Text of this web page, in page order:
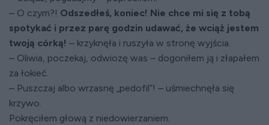
– O czym?! Odszedłeś, koniec! Nie chce mi się z tobą
spotykać i przez parę godzin udawać, że wciąż jestem
twoją córką! – krzyknęła i ruszyła w stronę wyjścia.
– Oliwia, poczekaj, odwiozę was – dogoniłem ją i złapałem
za łokieć.
– Puszczaj albo wrzasnę „pedofil”! – uśmiechnęła się
krzywo.
Pokręciłem głową z niedowierzaniem.